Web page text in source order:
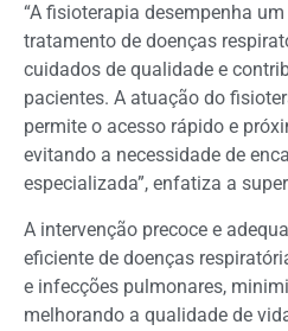
“A fisioterapia desempenha
tratamento de doenças
cuidados de qualidade e
pacientes. A atuação do
permite o acesso rápido e
evitando a necessidade de
especializada”, enfatiza a
A intervenção precoce e
eficiente de doenças
e infecções pulmonares,
melhorando a qualidade de